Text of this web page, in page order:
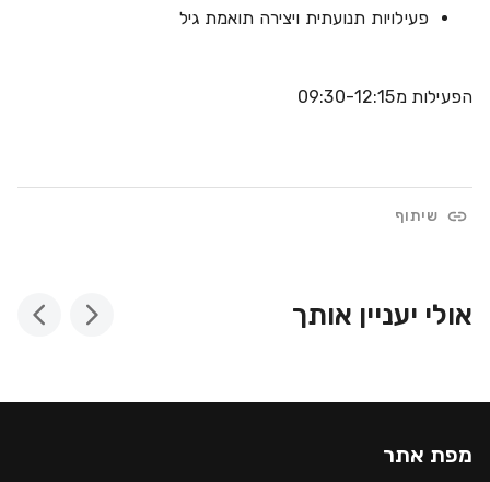
פעילויות תנועתית ויצירה תואמת גיל
הפעילות מ09:30-12:15
שיתוף
אולי יעניין אותך
מפת אתר